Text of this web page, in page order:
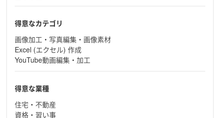
得意なカテゴリ
画像加工・写真編集・画像素材
Excel (エクセル) 作成
YouTube動画編集・加工
得意な業種
住宅・不動産
資格・習い事